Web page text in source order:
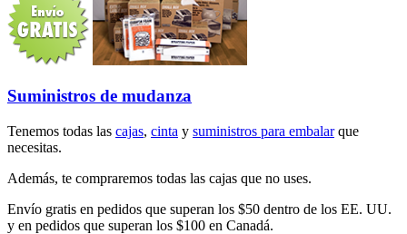
Suministros de mudanza
Tenemos todas las cajas, cinta y suministros para embalarque
necesitas.
Además, te compraremos todas las cajas que no uses.
Envío gratis en pedidos que superan los $50 dentro de los EE. UU.
y en pedidos que superan los $100 en Canadá.